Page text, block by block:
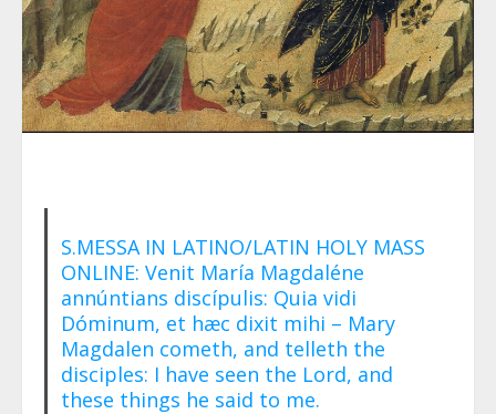
S.MESSA IN LATINO/LATIN HOLY MASS
ONLINE: Venit María Magdaléne
annúntians discípulis: Quia vidi
Dóminum, et hæc dixit mihi – Mary
Magdalen cometh, and telleth the
disciples: I have seen the Lord, and
these things he said to me.